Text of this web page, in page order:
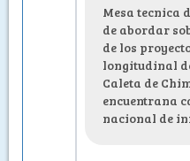
Mesa tecnica
de abordar
de los
longitudinal
Caleta de
encuentrana
nacional de